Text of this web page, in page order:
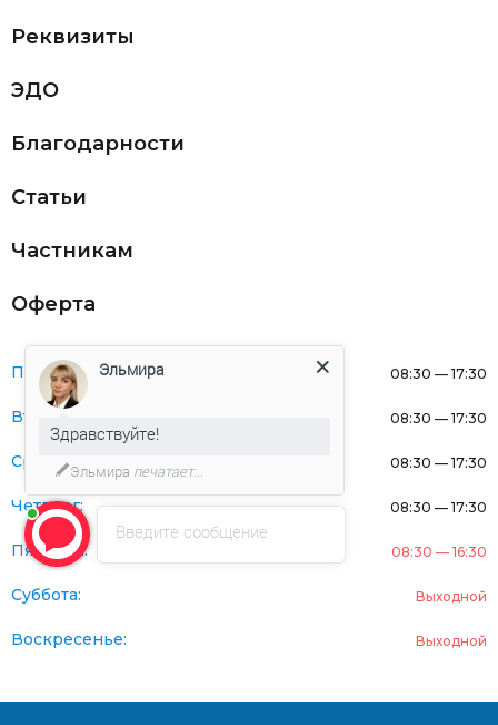
Реквизиты
ЭДО
Благодарности
Статьи
Частникам
Оферта
Понедельник: 08:30 — 17:30
Вторник: 08:30 — 17:30
Среда: 08:30 — 17:30
Четверг: 08:30 — 17:30
Пятница: 08:30 — 16:30
Суббота: Выходной
Воскресенье: Выходной
Введите сообщение
Эльмира
Здравствуйте!
Эльмира печатает...